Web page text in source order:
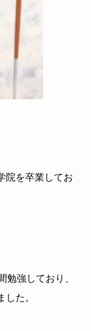
院を卒業してお
勉強しており、
た。